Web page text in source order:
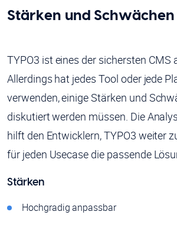
Stärken und Schwächen
TYPO3 ist eines der sichersten CMS
Allerdings hat jedes Tool oder jede
verwenden, einige Stärken und
diskutiert werden müssen. Die
hilft den Entwicklern, TYPO3 weiter
für jeden Usecase die passende
Stärken
Hochgradig anpassbar